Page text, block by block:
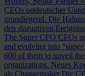
CEOs ostdeutscher
grundlegend. Die
den disruptiven
The Super CFO CFOs
and evolving into
600 of them to unveil
organizations. Neues
als Changemaker Die